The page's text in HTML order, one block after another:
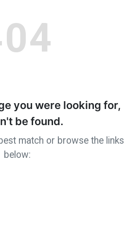
you were looking for,
be found.
match or browse the links
below: